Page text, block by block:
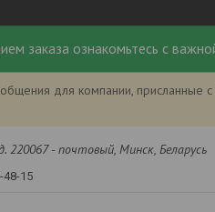
заказа ознакомьтесь с
для компании,
220067 - почтовый, Минск, Беларусь
48-15